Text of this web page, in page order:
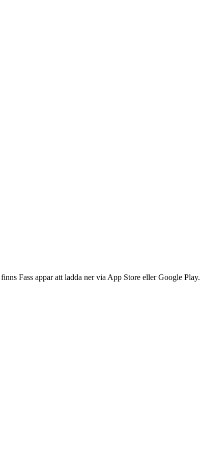
Fass appar att ladda ner via App Store eller Google Play.